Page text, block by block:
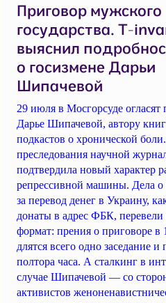
Приговор мужского
государства. T-
выяснил
о госизмене Дарьи
Шипачевой
29 июля в Мосгорсуде огласят
Дарье Шипачевой, автору
подкастов о хронической
преследования научной
подтвердила новый характер
репрессивной машины. Дела о
за перевод денег в Украину,
донаты в адрес ФБК, перевели
формат: прения о приговоре в
длятся всего одно заседание и
полтора часа. А сталкинг в
случае Шипачевой — со
активистов